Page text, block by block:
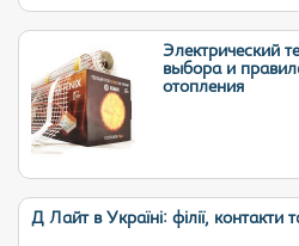
Электрический
выбора и
отопления
Д Лайт в Україні: філії, контакти